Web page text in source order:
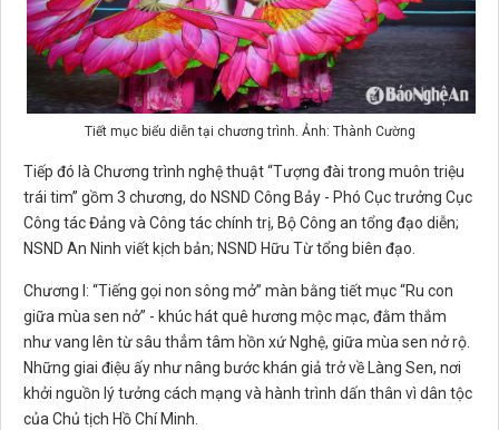
Tiết mục biểu diễn tại chương trình. Ảnh: Thành Cường
Tiếp đó là Chương trình nghệ thuật “Tượng đài trong muôn triệu
trái tim” gồm 3 chương, do NSND Công Bảy - Phó Cục trưởng Cục
Công tác Đảng và Công tác chính trị, Bộ Công an tổng đạo diễn;
NSND An Ninh viết kịch bản; NSND Hữu Từ tổng biên đạo.
Chương I: “Tiếng gọi non sông mở” màn bằng tiết mục “Ru con
giữa mùa sen nở” - khúc hát quê hương mộc mạc, đằm thắm
như vang lên từ sâu thẳm tâm hồn xứ Nghệ, giữa mùa sen nở rộ.
Những giai điệu ấy như nâng bước khán giả trở về Làng Sen, nơi
khởi nguồn lý tưởng cách mạng và hành trình dấn thân vì dân tộc
của Chủ tịch Hồ Chí Minh.